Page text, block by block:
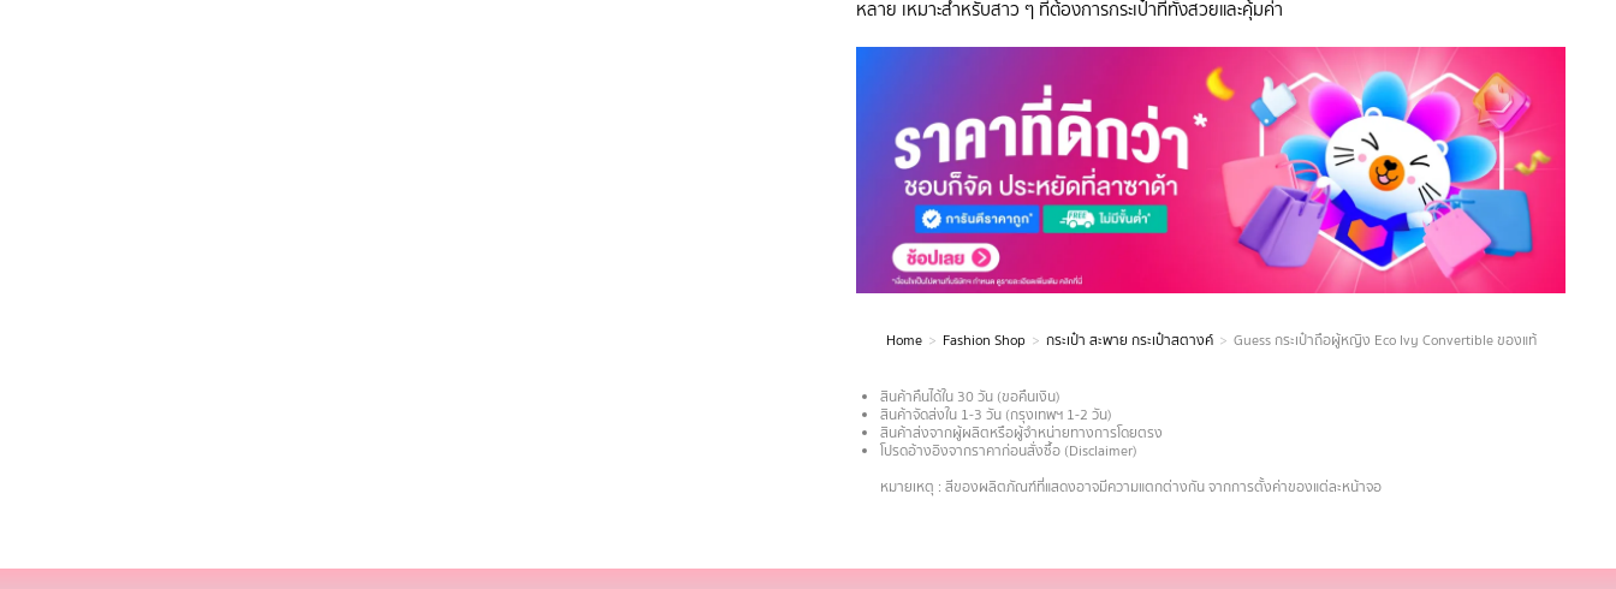
หลาย เหมาะสำหรับสาว ๆ ที่ต้องการกระเป๋าที่ทั้งสวยและคุ้มค่า
You are here:
Home Fashion Shop กระเป๋า สะพาย กระเป๋าสตางค์ Guess กระเป๋าถือผู้หญิง Eco Ivy Convertible ของแท้
สินค้าคืนได้ใน 30 วัน (ขอคืนเงิน)
สินค้าจัดส่งใน 1-3 วัน (กรุงเทพฯ 1-2 วัน)
สินค้าส่งจากผู้ผลิตหรือผู้จำหน่ายทางการโดยตรง
โปรดอ้างอิงจากราคาก่อนสั่งซื้อ (Disclaimer)
หมายเหตุ : สีของผลิตภัณฑ์ที่แสดงอาจมีความแตกต่างกัน จากการตั้งค่าของแต่ละหน้าจอ